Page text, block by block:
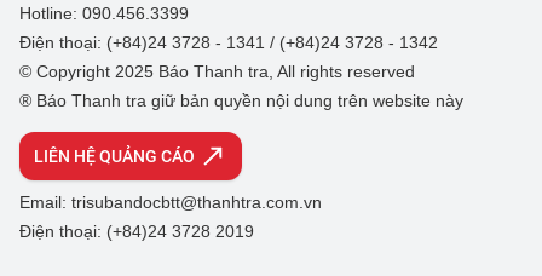
Hotline: 090.456.3399
Điện thoại: (+84)24 3728 - 1341 / (+84)24 3728 - 1342
© Copyright 2025 Báo Thanh tra, All rights reserved
® Báo Thanh tra giữ bản quyền nội dung trên website này
LIÊN HỆ QUẢNG CÁO
Email: trisubandocbtt@thanhtra.com.vn
Điện thoại: (+84)24 3728 2019